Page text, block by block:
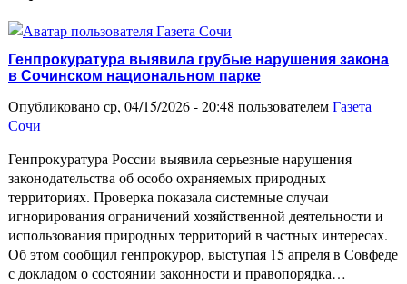
Генпрокуратура выявила грубые нарушения закона
в Сочинском национальном парке
Опубликовано ср, 04/15/2026 - 20:48 пользователемГазета
Сочи
Генпрокуратура России выявила серьезные нарушения
законодательства об особо охраняемых природных
территориях. Проверка показала системные случаи
игнорирования ограничений хозяйственной деятельности и
использования природных территорий в частных интересах.
Об этом сообщил генпрокурор, выступая 15 апреля в Совфеде
с докладом о состоянии законности и правопорядка…